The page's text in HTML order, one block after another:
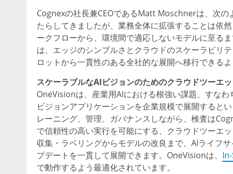
Cognexの社長兼CEOであるMatt Moschnerは、次
たらしてきましたが、業務全体に拡張することは依
ークフローから、環境間で適応しないモデルに至る
は、エッジのシンプルさとクラウドのスケーラビリ
ロットから一貫性のある全社的な展開へ移行できるよ
スケーラブルなAIビジョンのためのクラウドツーエ
OneVisionは、産業用AIにおける根強い課題、すな
ビジョンアプリケーションを企業規模で展開すると
レーニング、管理、ガバナンスしながら、検査は
で信頼性の高い実行を可能にする、クラウドツーエ
収集・ラベリングからモデルの改良まで、AIライフ
プデートを一貫して展開できます。OneVisionは、
で動作するよう最適化されています。